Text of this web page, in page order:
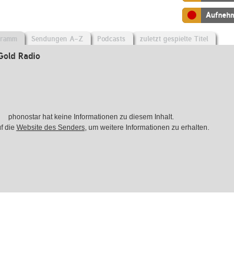
Sendungen A-Z Podcasts zuletzt gespielte Titel
Radio
phonostar hat keine Informationen zu diesem Inhalt.
die Website des Senders, um weitere Informationen zu erhalten.